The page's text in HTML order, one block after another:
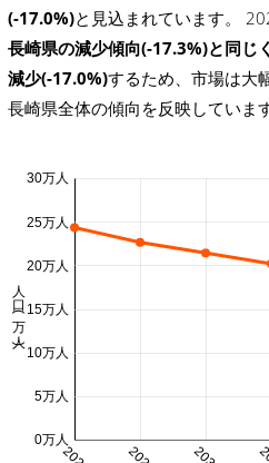
(-17.0%)と見込まれています。
長崎県の減少傾向(-17.3%)と同じ
減少(-17.0%)するため、市場は大
長崎県全体の傾向を反映しています
0万人
5万人
10万人
15万人
20万人
25万人
30万人
人口 (万人)